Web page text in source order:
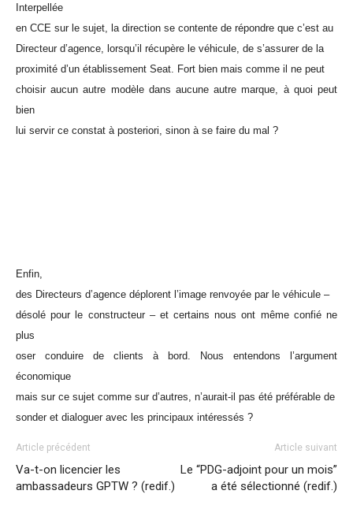
Interpellée
en CCE sur le sujet, la direction se contente de répondre que c’est au
Directeur d’agence, lorsqu’il récupère le véhicule, de s’assurer de la
proximité d’un établissement Seat. Fort bien mais comme il ne peut
choisir aucun autre modèle dans aucune autre marque, à quoi peut
bien
lui servir ce constat à posteriori, sinon à se faire du mal ?
Enfin,
des Directeurs d’agence déplorent l’image renvoyée par le véhicule –
désolé pour le constructeur – et certains nous ont même confié ne
plus
oser conduire de clients à bord. Nous entendons l’argument
économique
mais sur ce sujet comme sur d’autres, n’aurait-il pas été préférable de
sonder et dialoguer avec les principaux intéressés ?
Article précédent
Va-t-on licencier les
ambassadeurs GPTW ? (redif.)
Article suivant
Le “PDG-adjoint pour un mois”
a été sélectionné (redif.)